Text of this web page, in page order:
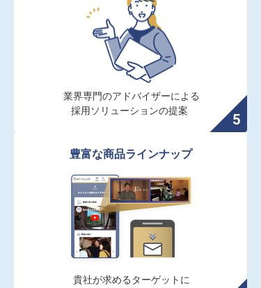
業界専門のアドバイザーによる
採用ソリューションの提案
豊富な商品ラインナップ
貴社が求めるターゲットに